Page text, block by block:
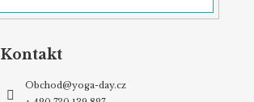
Kontakt
Obchod@yoga-day.cz